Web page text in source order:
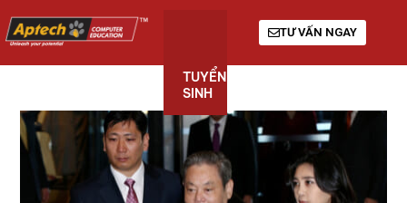
TUYỂN
SINH
TƯ VẤN NGAY